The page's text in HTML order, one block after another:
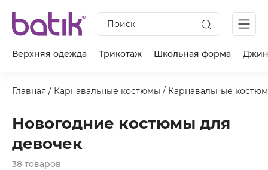
Поиск
Верхняя одежда Трикотаж Школьная форма
Главная / Карнавальные костюмы / Карнавальные
Новогодние костюмы для
девочек
38 товаров